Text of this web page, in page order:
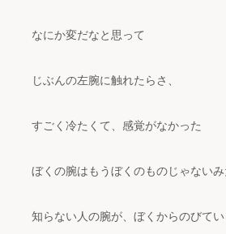
寄付について
なにか変だなと思って
じぶんの左腕に触れたらさ、
すごく冷たくて、感覚がなかった
ぼくの腕はもうぼくのものじゃない
知らない人の腕が、ぼくからのびてい